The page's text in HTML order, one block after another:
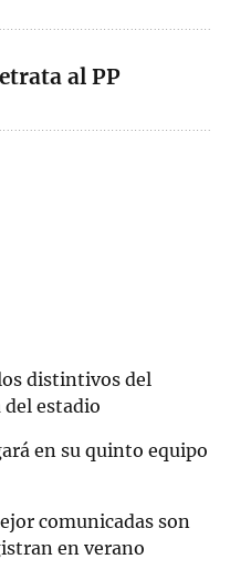
al PP
distintivos del
estadio
en su quinto equipo
comunicadas son
en verano